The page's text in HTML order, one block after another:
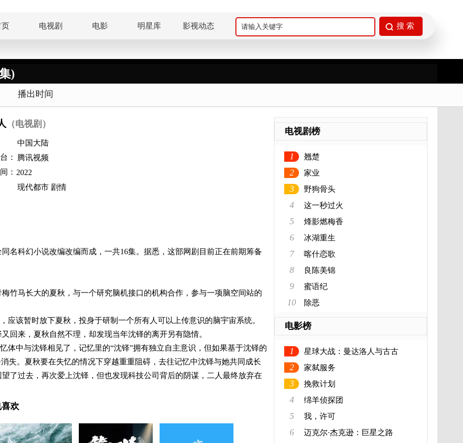
页 电视剧 电影 明星库 影视动态
)
播出时间
（电视剧）
中国大陆
：
腾讯视频
： 2022
现代都市 剧情
名科幻小说改编改编而成，一共16集。据悉，这部网剧目前正在前期筹备
梅竹马长大的夏秋，与一个研究脑机接口的机构合作，参与一项脑空间站的
该暂时放下夏秋，投身于研制一个所有人可以上传意识的脑宇宙系统。
回来，夏秋自然不理，却发现当年沈铎的离开另有隐情。
中与沈铎相见了，记忆里的“沈铎”拥有独立自主意识，但如果基于沈铎的
失。夏秋要在失忆的情况下穿越重重阻碍，去往记忆中沈铎与她共同成长
了过去，再次爱上沈铎，但也发现科技公司背后的阴谋，二人最终放弃在
欢
电视剧榜
1 翘楚
2 家业
3 野狗骨头
4 这一秒过火
5 烽影燃梅香
6 冰湖重生
7 喀什恋歌
8 良陈美锦
9 蜜语纪
10 除恶
电影榜
1 星球大战：曼达洛人与古古
2 家弑服务
3 挽救计划
4 绵羊侦探团
5 我，许可
6 迈克尔·杰克逊：巨星之路